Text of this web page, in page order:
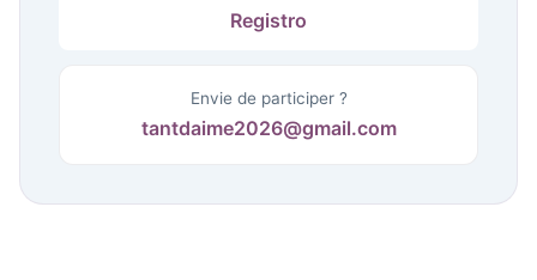
Envie de participer ?
tantdaime2026@gmail.com